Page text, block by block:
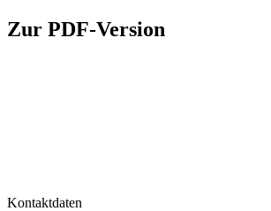
Zur PDF-Version
Kontaktdaten